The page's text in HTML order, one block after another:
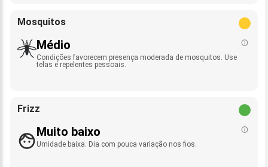
Mosquitos
Médio
Condições favorecem presença moderada de mosquitos. Use
telas e repelentes pessoais.
Frizz
Muito baixo
Umidade baixa. Dia com pouca variação nos fios.